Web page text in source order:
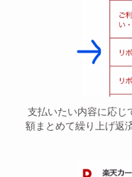
支払いたい内容に応じ
額まとめて繰り上げ返